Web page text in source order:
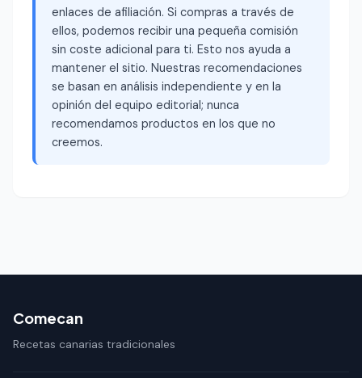
enlaces de afiliación. Si compras a través de
ellos, podemos recibir una pequeña comisión
sin coste adicional para ti. Esto nos ayuda a
mantener el sitio. Nuestras recomendaciones
se basan en análisis independiente y en la
opinión del equipo editorial; nunca
recomendamos productos en los que no
creemos.
Comecan
Recetas canarias tradicionales